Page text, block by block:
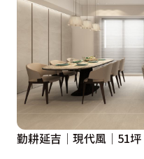
勤耕延吉│現代風│51坪